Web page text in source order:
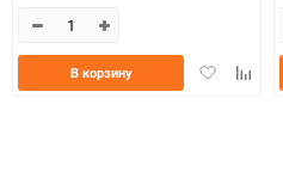
Добавить
В корзину